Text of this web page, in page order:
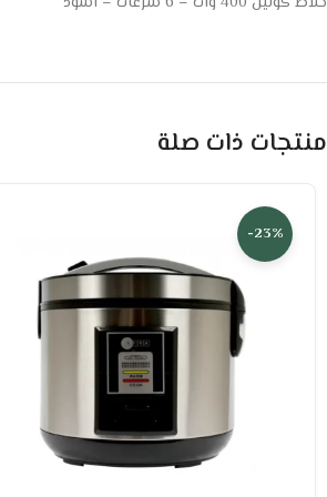
منتجات ذات صلة
-23%